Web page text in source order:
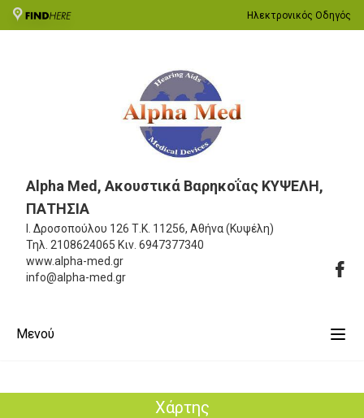
Ηλεκτρονικός Οδηγός
Alpha Med, Ακουστικά Βαρηκοΐας ΚΥΨΕΛΗ,
ΠΑΤΗΣΙΑ
Ι. Δροσοπούλου 126 Τ.Κ. 11256, Αθήνα (Κυψέλη)
Τηλ. 2108624065 Κιν. 6947377340
www.alpha-med.gr
info@alpha-med.gr
Μενού
Χάρτης